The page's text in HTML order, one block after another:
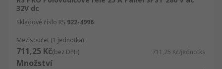
32V dc
Skladové číslo RS 922-4996
Mezisoučet (1 jednotka)
711,25 Kč(bez DPH) 711,25 Kč/jednotka
Množství